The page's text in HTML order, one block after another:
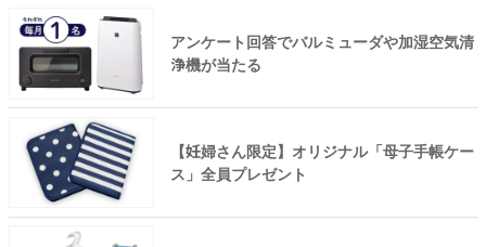
アンケート回答でバルミューダや加湿空気清
浄機が当たる
【妊婦さん限定】オリジナル「母子手帳ケー
ス」全員プレゼント